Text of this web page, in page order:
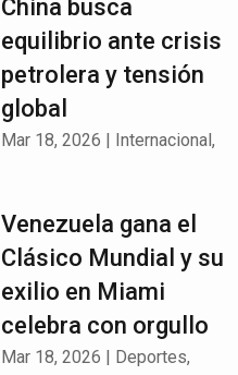
China busca
equilibrio ante crisis
petrolera y tensión
global
Mar 18, 2026 | Internacional,
Venezuela gana el
Clásico Mundial y su
exilio en Miami
celebra con orgullo
Mar 18, 2026 | Deportes,